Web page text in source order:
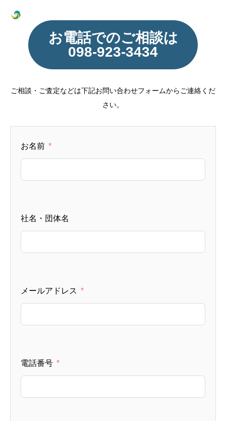
お電話でのご相談は
098-923-3434
ご相談・ご査定などは下記お問い合わせフォームからご連絡くだ
さい。
お名前
社名・団体名
メールアドレス
電話番号